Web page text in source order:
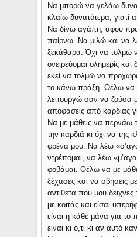
Να μπορώ να γελάω
κλαίω δυνατότερα, γιατί
Να δίνω αγάπη, αφού
παίρνω. Να μιλώ και να
ξεκάθαρα. Όχι να τολμώ
ονειρεύομαι ολημερίς
εκεί να τολμώ να
το κάνω πράξη. Θέλω να
λειτουργώ σαν να ζούσα
αποφάσεις από καρδιάς
Να με μάθεις να περνάω
την καρδιά κι όχι να της
φρένα μου. Να λέω
ντρέπομαι, να λέω
φοβάμαι. Θέλω να με
ξέχασες και να σβήσεις
αντίθετα που μου
με κοιτάς και είσαι
είναι η κάθε μάνα για το
είναι κι ό,τι κι αν αυτό